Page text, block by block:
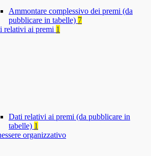
Ammontare complessivo dei premi (da
pubblicare in tabelle) 7
relativi ai premi 1
Dati relativi ai premi (da pubblicare in
tabelle) 1
organizzativo